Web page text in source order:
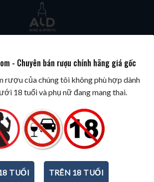
WINE/BIA/SAKE/SOJU / VANG CÁC NƯỚC KHÁC
- Chuyên bán rượu chính hãng giá gốc
rượu của chúng tôi không phù hợp dành
18 tuổi và phụ nữ đang mang thai.
TUỔI TRÊN 18 TUỔI